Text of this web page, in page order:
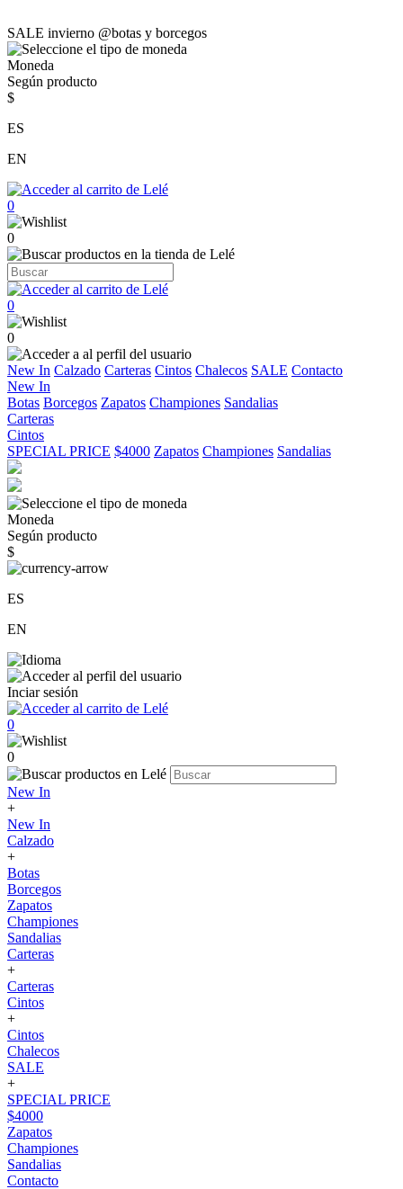
SALE invierno @botas y borcegos
Moneda
Según producto
$
ES
EN
0
0
0
0
New In Calzado Carteras Cintos Chalecos SALE Contacto
New In
Botas Borcegos Zapatos Championes Sandalias
Carteras
Cintos
SPECIAL PRICE $4000 Zapatos Championes Sandalias
Moneda
Según producto
$
ES
EN
Inciar sesión
0
0
New In
+
New In
Calzado
+
Botas
Borcegos
Zapatos
Championes
Sandalias
Carteras
+
Carteras
Cintos
+
Cintos
Chalecos
SALE
+
SPECIAL PRICE
$4000
Zapatos
Championes
Sandalias
Contacto